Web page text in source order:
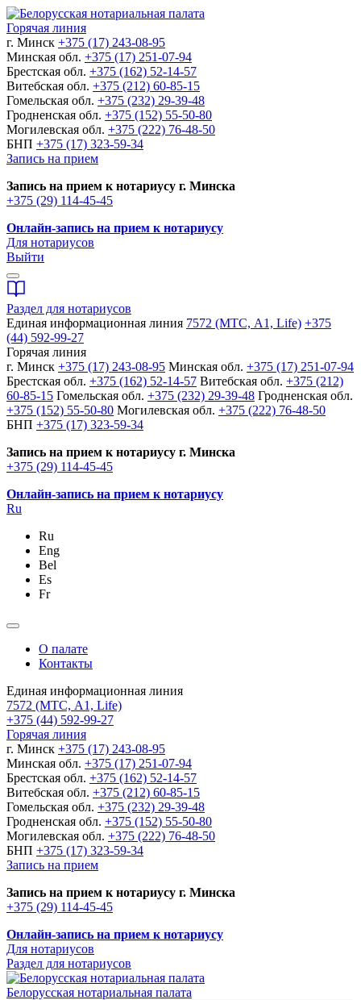
Горячая линия
г. Минск +375 (17) 243-08-95
Минская обл. +375 (17) 251-07-94
Брестская обл. +375 (162) 52-14-57
Витебская обл. +375 (212) 60-85-15
Гомельская обл. +375 (232) 29-39-48
Гродненская обл. +375 (152) 55-50-80
Могилевская обл. +375 (222) 76-48-50
БНП +375 (17) 323-59-34
Запись на прием
Запись на прием к нотариусу г. Минска
+375 (29) 114-45-45
Онлайн-запись на прием к нотариусу
Для нотариусов
Выйти
Раздел для нотариусов
Единая информационная линия 7572 (МТС, A1, Life) +375
(44) 592-99-27
Горячая линия
г. Минск +375 (17) 243-08-95 Минская обл. +375 (17) 251-07-94
Брестская обл. +375 (162) 52-14-57 Витебская обл. +375 (212)
60-85-15 Гомельская обл. +375 (232) 29-39-48 Гродненская обл.
+375 (152) 55-50-80 Могилевская обл. +375 (222) 76-48-50
БНП +375 (17) 323-59-34
Запись на прием к нотариусу г. Минска
+375 (29) 114-45-45
Онлайн-запись на прием к нотариусу
Ru
Ru
Eng
Bel
Es
Fr
О палате
Контакты
Единая информационная линия
7572 (МТС, A1, Life)
+375 (44) 592-99-27
Горячая линия
г. Минск +375 (17) 243-08-95
Минская обл. +375 (17) 251-07-94
Брестская обл. +375 (162) 52-14-57
Витебская обл. +375 (212) 60-85-15
Гомельская обл. +375 (232) 29-39-48
Гродненская обл. +375 (152) 55-50-80
Могилевская обл. +375 (222) 76-48-50
БНП +375 (17) 323-59-34
Запись на прием
Запись на прием к нотариусу г. Минска
+375 (29) 114-45-45
Онлайн-запись на прием к нотариусу
Для нотариусов
Раздел для нотариусов
Белорусская нотариальная палата